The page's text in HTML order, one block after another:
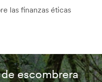
las finanzas éticas
escombrera